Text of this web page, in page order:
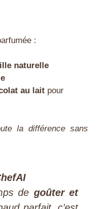
:
naturelle
au laitpour
la différence sans
de goûter et